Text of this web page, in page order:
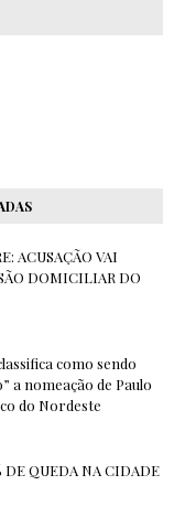
ACUSAÇÃO VAI
DOMICILIAR DO
como sendo
a nomeação de Paulo
do Nordeste
DE QUEDA NA CIDADE